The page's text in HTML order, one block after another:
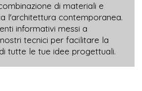
di materiali e
l'architettura contemporanea.
informativi messi a
tecnici per facilitare la
tutte le tue idee progettuali.